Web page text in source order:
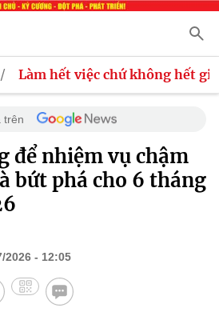
/ Làm hết việc chứ không hết giờ
trên
để nhiệm vụ chậm
bứt phá cho 6 tháng
2026 - 12:05